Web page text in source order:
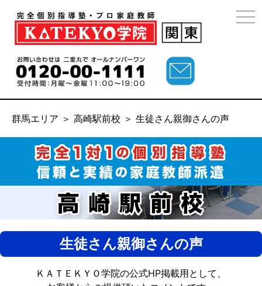
群馬エリア ＞ 高崎駅前校 ＞ 生徒さん親御さんの声
生徒さん親御さんの声
ＫＡＴＥＫＹＯ学院の公式HP掲載用として、